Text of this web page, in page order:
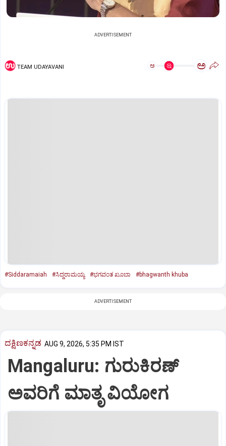
ADVERTISEMENT
TEAM UDAYAVANI ಅ ಅ
#Siddaramaiah #ಸಿದ್ದರಾಮಯ್ಯ #ಭಗವಂತ ಖೂಬಾ #bhagwanth khuba
ADVERTISEMENT
ದಕ್ಷಿಣಕನ್ನಡ AUG 9, 2026, 5:35 PM IST
Mangaluru: ಗುರುಕಿರಣ್
ಅವರಿಗೆ ಮಾತೃ ವಿಯೋಗ